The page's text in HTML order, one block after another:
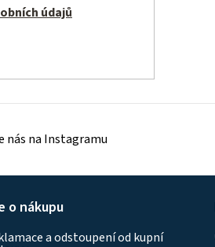
údajů
nás na Instagramu
o nákupu
a odstoupení od kupní